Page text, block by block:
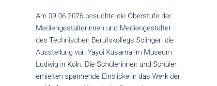
Am 09.06.2026 besuchte die Oberstufe der
Mediengestalterinnen und Mediengestalter
des Technischen Berufskollegs Solingen die
Ausstellung von Yayoi Kusama im Museum
Ludwig in Köln. Die Schülerinnen und Schüler
erhielten spannende Einblicke in das Werk der